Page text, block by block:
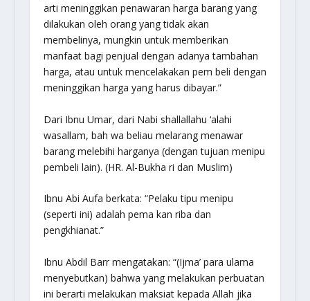
arti meninggikan penawaran harga barang yang
dilakukan oleh orang yang tidak akan
membelinya, mungkin untuk memberikan
manfaat bagi penjual dengan adanya tambahan
harga, atau untuk mencelakakan pem beli dengan
meninggikan harga yang harus dibayar.”
Dari Ibnu Umar, dari Nabi shallallahu ‘alahi
wasallam, bah wa beliau melarang menawar
barang melebihi harganya (dengan tujuan menipu
pembeli lain). (HR. Al-Bukha ri dan Muslim)
Ibnu Abi Aufa berkata: “Pelaku tipu menipu
(seperti ini) adalah pema kan riba dan
pengkhianat.”
Ibnu Abdil Barr mengatakan: “(Ijma’ para ulama
menyebutkan) bahwa yang melakukan perbuatan
ini berarti melakukan maksiat kepada Allah jika